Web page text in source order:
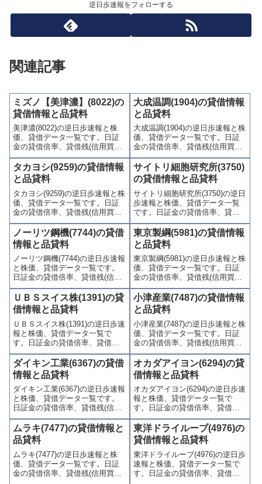
逆日歩速報をフォローする
関連記事
ミズノ【美津濃】(8022)の
貸借情報と品貸料
美津濃(8022)の逆日歩速報と株
価、貸借データ一覧です。日証
金の貸借倍率、貸借残(信用買
残、信用売残)、品貸料(逆日
歩)、東証の週末残高、規制(注意
喚起・申込停止)など、空売り関
連情報を集計し、図解でわかり
やすくまとめて掲載していま
す。
大成温調(1904)の貸借情報
と品貸料
大成温調(1904)の逆日歩速報と株
価、貸借データ一覧です。日証
金の貸借倍率、貸借残(信用買
残、信用売残)、品貸料(逆日
歩)、東証の週末残高、規制(注意
喚起・申込停止)など、空売り関
連情報を集計し、図解でわかり
やすくまとめて掲載していま
す。
タカヨシ(9259)の貸借情報
と品貸料
タカヨシ(9259)の逆日歩速報と株
価、貸借データ一覧です。日証
金の貸借倍率、貸借残(信用買
残、信用売残)、品貸料(逆日
歩)、東証の週末残高、規制(注意
喚起・申込停止)など、空売り関
連情報を集計し、図解でわかり
やすくまとめて掲載していま
す。
サイトリ細胞研究所(3750)
の貸借情報と品貸料
サイトリ細胞研究所(3750)の逆日
歩速報と株価、貸借データ一覧
です。日証金の貸借倍率、貸借
残(信用買残、信用売残)、品貸料
(逆日歩)、東証の週末残高、規制
(注意喚起・申込停止)など、空売
り関連情報を集計し、図解でわ
かりやすくまとめて掲載してい
ます。
ノーリツ鋼機(7744)の貸借
情報と品貸料
ノーリツ鋼機(7744)の逆日歩速報
と株価、貸借データ一覧です。
日証金の貸借倍率、貸借残(信用
買残、信用売残)、品貸料(逆日
歩)、東証の週末残高、規制(注意
喚起・申込停止)など、空売り関
連情報を集計し、図解でわかり
やすくまとめて掲載していま
す。
東京製綱(5981)の貸借情報
と品貸料
東京製綱(5981)の逆日歩速報と株
価、貸借データ一覧です。日証
金の貸借倍率、貸借残(信用買
残、信用売残)、品貸料(逆日
歩)、東証の週末残高、規制(注意
喚起・申込停止)など、空売り関
連情報を集計し、図解でわかり
やすくまとめて掲載していま
す。
ＵＢＳスイス株(1391)の貸
借情報と品貸料
ＵＢＳスイス株(1391)の逆日歩速
報と株価、貸借データ一覧で
す。日証金の貸借倍率、貸借残
(信用買残、信用売残)、品貸料
(逆日歩)、東証の週末残高、規制
(注意喚起・申込停止)など、空売
り関連情報を集計し、図解でわ
かりやすくまとめて掲載してい
ます。
小津産業(7487)の貸借情報
と品貸料
小津産業(7487)の逆日歩速報と株
価、貸借データ一覧です。日証
金の貸借倍率、貸借残(信用買
残、信用売残)、品貸料(逆日
歩)、東証の週末残高、規制(注意
喚起・申込停止)など、空売り関
連情報を集計し、図解でわかり
やすくまとめて掲載していま
す。
ダイキン工業(6367)の貸借
情報と品貸料
ダイキン工業(6367)の逆日歩速報
と株価、貸借データ一覧です。
日証金の貸借倍率、貸借残(信用
買残、信用売残)、品貸料(逆日
歩)、東証の週末残高、規制(注意
喚起・申込停止)など、空売り関
連情報を集計し、図解でわかり
やすくまとめて掲載していま
す。
オカダアイヨン(6294)の貸
借情報と品貸料
オカダアイヨン(6294)の逆日歩速
報と株価、貸借データ一覧で
す。日証金の貸借倍率、貸借残
(信用買残、信用売残)、品貸料
(逆日歩)、東証の週末残高、規制
(注意喚起・申込停止)など、空売
り関連情報を集計し、図解でわ
かりやすくまとめて掲載してい
ます。
ムラキ(7477)の貸借情報と
品貸料
ムラキ(7477)の逆日歩速報と株
価、貸借データ一覧です。日証
金の貸借倍率、貸借残(信用買
東洋ドライルーブ(4976)の
貸借情報と品貸料
東洋ドライルーブ(4976)の逆日歩
速報と株価、貸借データ一覧で
す。日証金の貸借倍率、貸借残